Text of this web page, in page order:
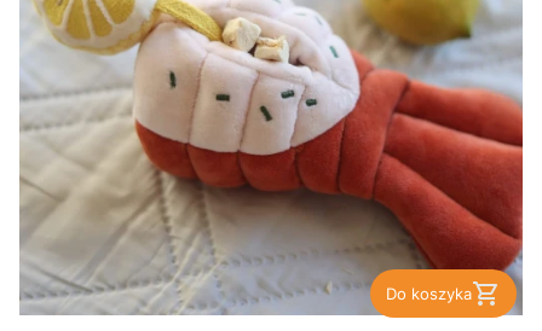
Do koszyka